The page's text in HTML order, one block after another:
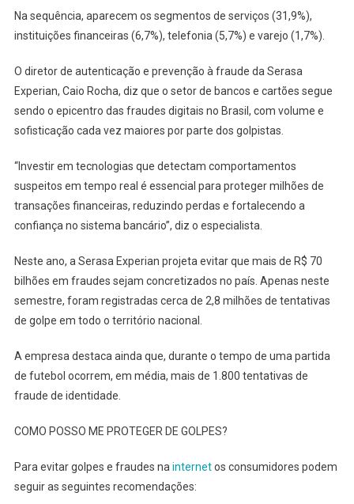
Na sequência, aparecem os segmentos de serviços (31,9%),
instituições financeiras (6,7%), telefonia (5,7%) e varejo (1,7%).
O diretor de autenticação e prevenção à fraude da Serasa
Experian, Caio Rocha, diz que o setor de bancos e cartões segue
sendo o epicentro das fraudes digitais no Brasil, com volume e
sofisticação cada vez maiores por parte dos golpistas.
“Investir em tecnologias que detectam comportamentos
suspeitos em tempo real é essencial para proteger milhões de
transações financeiras, reduzindo perdas e fortalecendo a
confiança no sistema bancário”, diz o especialista.
Neste ano, a Serasa Experian projeta evitar que mais de R$ 70
bilhões em fraudes sejam concretizados no país. Apenas neste
semestre, foram registradas cerca de 2,8 milhões de tentativas
de golpe em todo o território nacional.
A empresa destaca ainda que, durante o tempo de uma partida
de futebol ocorrem, em média, mais de 1.800 tentativas de
fraude de identidade.
COMO POSSO ME PROTEGER DE GOLPES?
Para evitar golpes e fraudes na internetos consumidores podem
seguir as seguintes recomendações: